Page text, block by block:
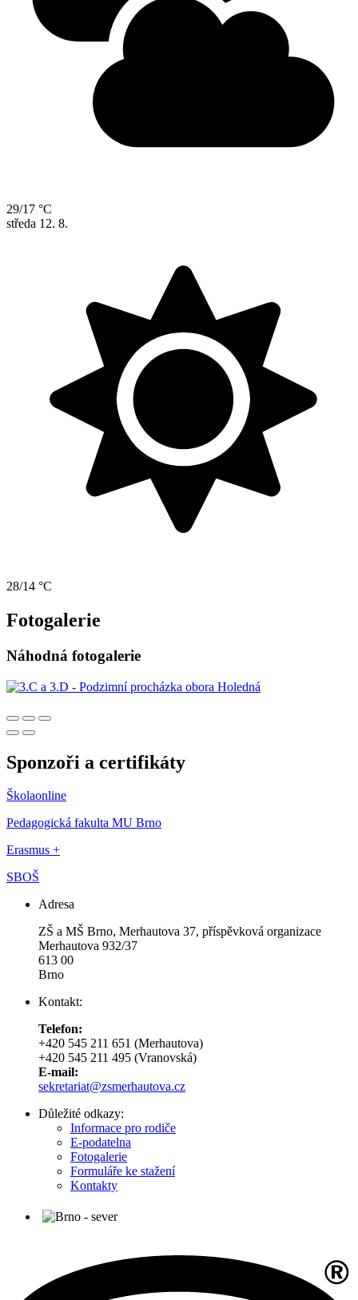
29/17 °C
středa 12. 8.
28/14 °C
Fotogalerie
Náhodná fotogalerie
Sponzoři a certifikáty
Školaonline
Pedagogická fakulta MU Brno
Erasmus +
SBOŠ
Adresa
ZŠ a MŠ Brno, Merhautova 37, příspěvková organizace
Merhautova 932/37
613 00
Brno
Kontakt:
Telefon:
+420 545 211 651 (Merhautova)
+420 545 211 495 (Vranovská)
E-mail:
sekretariat@zsmerhautova.cz
Důležité odkazy:
Informace pro rodiče
E-podatelna
Fotogalerie
Formuláře ke stažení
Kontakty